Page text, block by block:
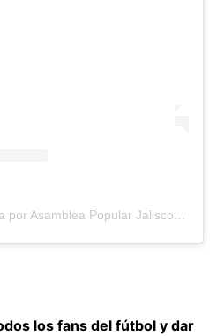
Una publicación compartida por Asamblea Popular Jalisco (@apj_jalisco)
los fans del fútbol y dar